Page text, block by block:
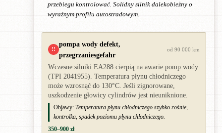
przebiegu kontrolować. Solidny silnik dalekobieżny o
wyraźnym profilu autostradowym.
!!
pompa wody defekt,
przegrzaniesgefahr
od 90 000 km
Wczesne silniki EA288 cierpią na awarie pomp wody
(TPI 2041955). Temperatura płynu chłodniczego
może wzrosnąć do 130°C. Jeśli zignorowane,
uszkodzenie głowicy cylindrów jest nieuniknione.
Objawy: Temperatura płynu chłodniczego szybko rośnie,
kontrolka, spadek poziomu płynu chłodniczego.
350–900 zł